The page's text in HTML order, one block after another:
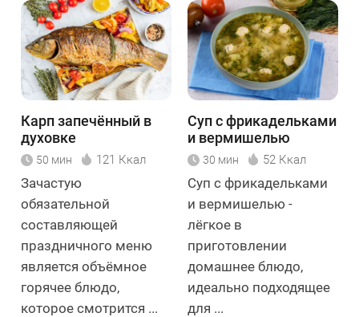
Карп запечённый в
духовке
50 мин 121 Ккал
Зачастую
обязательной
составляющей
праздничного меню
является объёмное
горячее блюдо,
которое смотрится ...
Суп с фрикадельками
и вермишелью
30 мин 52 Ккал
Суп с фрикадельками
и вермишелью -
лёгкое в
приготовлении
домашнее блюдо,
идеально подходящее
для ...